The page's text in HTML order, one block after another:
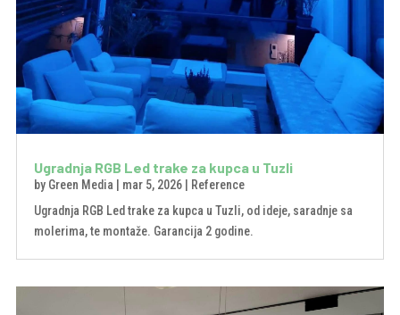
Ugradnja RGB Led trake za kupca u Tuzli
by Green Media mar 5, 2026|
Reference
Ugradnja RGB Led trake za kupca u Tuzli, od ideje, saradnje sa
molerima, te montaže. Garancija 2 godine.